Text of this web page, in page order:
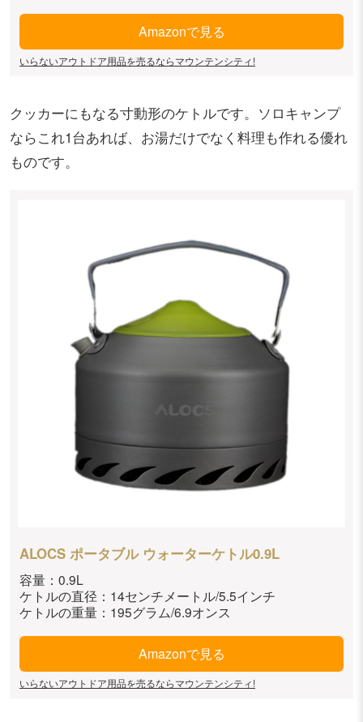
Amazonで見る
いらないアウトドア用品を売るならマウンテンシティ!
クッカーにもなる寸動形のケトルです。ソロキャンプ
ならこれ1台あれば、お湯だけでなく料理も作れる優れ
ものです。
ALOCS ポータブル ウォーターケトル0.9L
容量：0.9L
ケトルの直径：14センチメートル/5.5インチ
ケトルの重量：195グラム/6.9オンス
Amazonで見る
いらないアウトドア用品を売るならマウンテンシティ!